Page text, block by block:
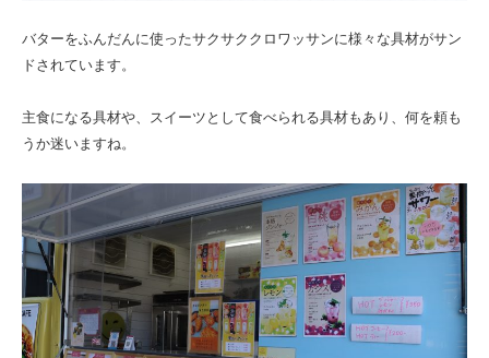
バターをふんだんに使ったサクサククロワッサンに様々な具材がサン
ドされています。
主食になる具材や、スイーツとして食べられる具材もあり、何を頼も
うか迷いますね。